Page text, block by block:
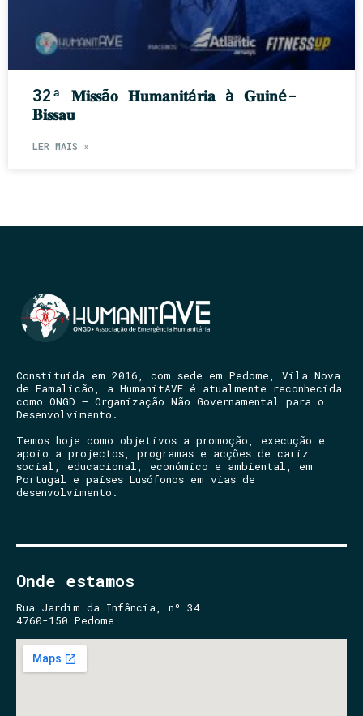
32ª 𝐌𝐢𝐬𝐬ã𝐨 𝐇𝐮𝐦𝐚𝐧𝐢𝐭á𝐫𝐢𝐚 à 𝐆𝐮𝐢𝐧é-
𝐁𝐢𝐬𝐬𝐚𝐮
LER MAIS »
Constituída em 2016, com sede em Pedome, Vila Nova
de Famalicão, a HumanitAVE é atualmente reconhecida
como ONGD – Organização Não Governamental para o
Desenvolvimento.
Temos hoje como objetivos a promoção, execução e
apoio a projectos, programas e acções de cariz
social, educacional, económico e ambiental, em
Portugal e países Lusófonos em vias de
desenvolvimento.
Onde estamos
Rua Jardim da Infância, nº 34
4760-150 Pedome